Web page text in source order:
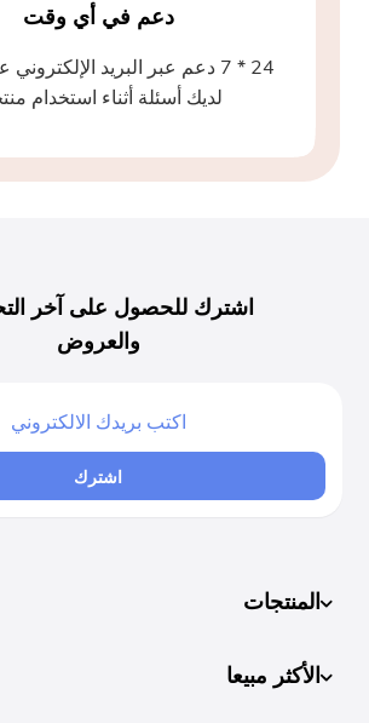
دعم في أي وقت
24 * 7 دعم عبر البريد
لديك أسئلة أثناء استخدام
اشترك للحصول على آخر
والعروض
اشترك
المنتجات
الأكثر مبيعا